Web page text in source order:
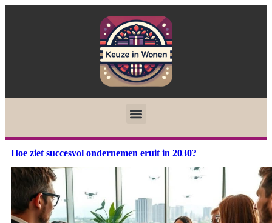
Hoe ziet succesvol ondernemen eruit in 2030?